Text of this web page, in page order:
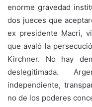
enorme gravedad
dos jueces que
ex presidente Macri,
que avaló la
Kirchner. No hay
deslegitimada.
independiente,
no de los poderes